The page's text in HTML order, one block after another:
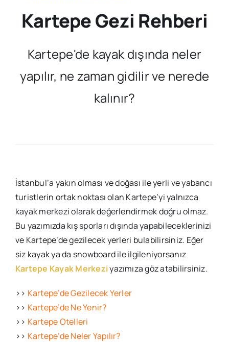
Kartepe Gezi Rehberi
Kartepe'de kayak dışında neler
yapılır, ne zaman gidilir ve nerede
kalınır?
İstanbul’a yakın olması ve doğası ile yerli ve yabancı
turistlerin ortak noktası olan Kartepe’yi yalnızca
kayak merkezi olarak değerlendirmek doğru olmaz.
Bu yazımızda kış sporları dışında yapabileceklerinizi
ve Kartepe’de gezilecek yerleri bulabilirsiniz. Eğer
siz kayak ya da snowboard ile ilgileniyorsanız
Kartepe Kayak Merkeziyazımıza göz atabilirsiniz.
>> Kartepe’de Gezilecek Yerler
>> Kartepe’de Ne Yenir?
>> Kartepe Otelleri
>> Kartepe’de Neler Yapılır?